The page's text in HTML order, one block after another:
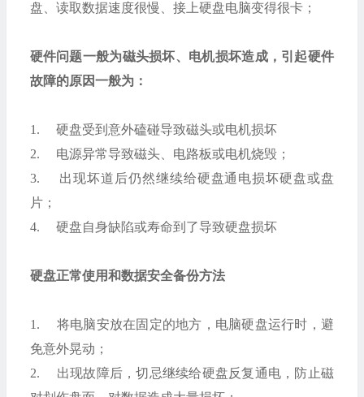
盘、读取数据速度很慢、接上硬盘电脑变得很卡；
硬件问题一般为磁头损坏、电机损坏造成，引起硬件
故障的原因一般为：
1. 硬盘受到意外磕碰导致磁头或电机损坏
2. 电源异常导致磁头、电路板或电机烧毁；
3. 出现坏道后仍然继续给硬盘通电损坏硬盘或盘
片；
4. 硬盘自身缺陷或寿命到了导致硬盘损坏
硬盘正常使用和数据安全备份方法
1. 将电脑安放在固定的地方，电脑硬盘运行时，避
免意外晃动；
2. 出现故障后，切忌继续给硬盘反复通电，防止磁